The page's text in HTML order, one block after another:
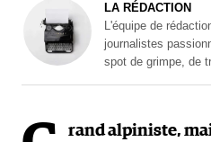
LA RÉDACTION
L'équipe de
journalistes
spot de grimpe, de
rand alpiniste,